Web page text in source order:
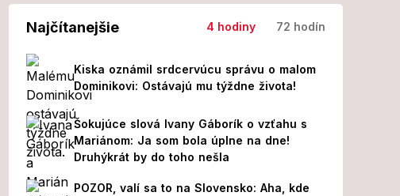
Najčítanejšie 4 hodiny 72 hodín
Kiska oznámil srdcervúcu správu o malom
Dominikovi: Ostávajú mu týždne života!
Šokujúce slová Ivany Gáborík o vzťahu s
Mariánom: Ja som bola úplne na dne!
Druhýkrát by do toho nešla
POZOR, valí sa to na Slovensko: Aha, kde